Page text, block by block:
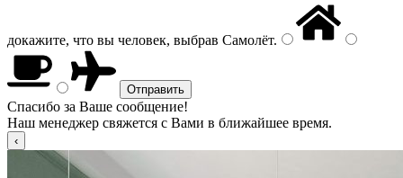
докажите, что вы человек, выбрав Самолёт.
Спасибо за Ваше сообщение!
Наш менеджер свяжется с Вами в ближайшее время.